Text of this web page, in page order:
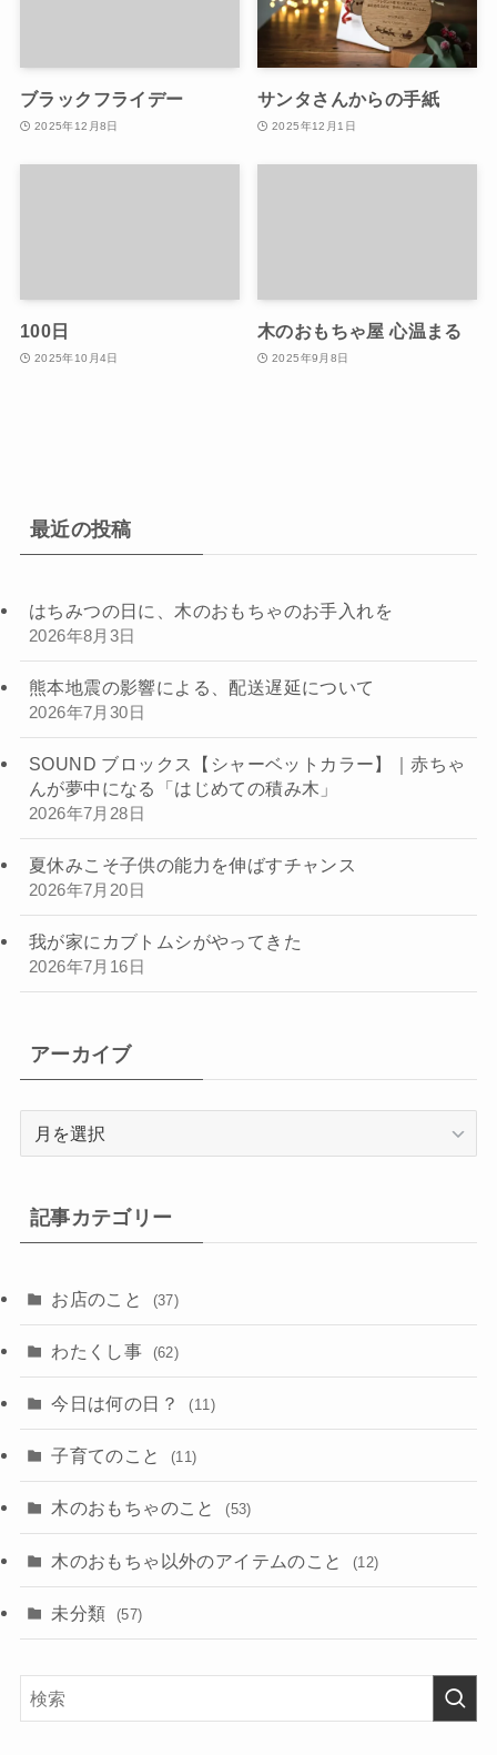
ブラックフライデー
2025年12月8日
サンタさんからの手紙
2025年12月1日
100日
2025年10月4日
木のおもちゃ屋 心温まる
2025年9月8日
最近の投稿
はちみつの日に、木のおもちゃのお手入れを
2026年8月3日
熊本地震の影響による、配送遅延について
2026年7月30日
SOUND ブロックス【シャーベットカラー】｜赤ちゃ
んが夢中になる「はじめての積み木」
2026年7月28日
夏休みこそ子供の能力を伸ばすチャンス
2026年7月20日
我が家にカブトムシがやってきた
2026年7月16日
アーカイブ
イ
ブ
記事カテゴリー
お店のこと (37)
わたくし事 (62)
今日は何の日？ (11)
子育てのこと (11)
木のおもちゃのこと (53)
木のおもちゃ以外のアイテムのこと (12)
未分類 (57)